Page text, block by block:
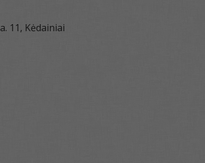
11, Kėdainiai